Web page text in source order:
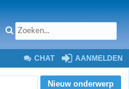
CHAT AANMELDEN
Nieuw onderwerp